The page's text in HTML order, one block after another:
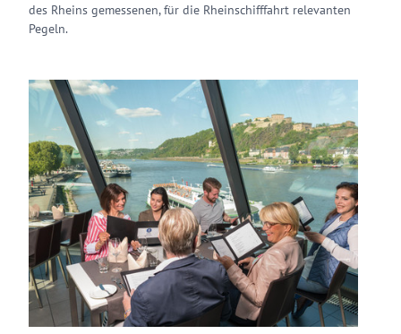
des Rheins gemessenen, für die Rheinschifffahrt relevanten
Pegeln.